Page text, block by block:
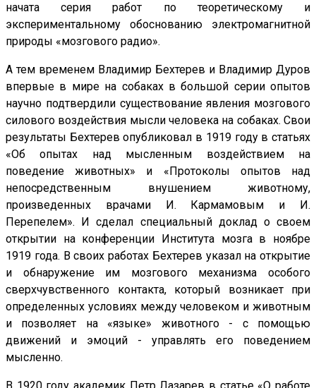
начата серия работ по теоретическому и
экспериментальному обоснованию электромагнитной
природы «мозгового радио».
А тем временем Владимир Бехтерев и Владимир Дуров
впервые в мире на собаках в большой серии опытов
научно подтвердили существование явления мозгового
силового воздействия мысли человека на собаках. Свои
результаты Бехтерев опубликовал в 1919 году в статьях
«Об опытах над мысленным воздействием на
поведение животных» и «Протоколы опытов над
непосредственным внушением животному,
произведенных врачами И. Кармамовым и И.
Перепелем». И сделал специальный доклад о своем
открытии на конференции Института мозга в ноябре
1919 года. В своих работах Бехтерев указал на открытие
и обнаружение им мозгового механизма особого
сверхчувственного контакта, который возникает при
определенных условиях между человеком и животным
и позволяет на «языке» животного - с помощью
движений и эмоций - управлять его поведением
мысленно.